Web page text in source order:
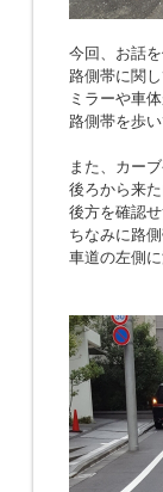
今回、お話
路側帯に関
ミラーや車
路側帯を歩
また、カー
後ろから来
後方を確認
ちなみに路
車道の左側